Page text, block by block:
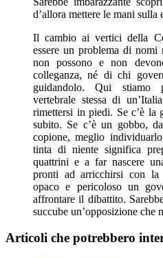
d’allora mettere le mani sulla
Il cambio ai vertici della
essere un problema di
non possono e non
colleganza, né di chi
guidandolo. Qui stiamo
vertebrale stessa di
rimettersi in piedi. Se c’è la
subito. Se c’è un gobbo,
copione, meglio
tinta di niente significa
quattrini e a far nascere
pronti ad arricchirsi con la
opaco e pericoloso un
affrontare il dibattito.
succube un’opposizione che
Articoli che potrebbero